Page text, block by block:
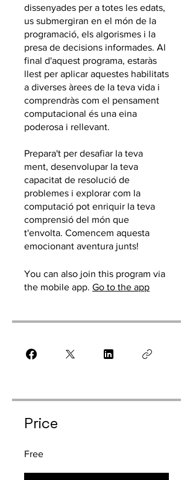
dissenyades per a totes les edats,
us submergiran en el món de la
programació, els algorismes i la
presa de decisions informades. Al
final d'aquest programa, estaràs
llest per aplicar aquestes habilitats
a diverses àrees de la teva vida i
comprendràs com el pensament
computacional és una eina
poderosa i rellevant.
Prepara't per desafiar la teva
ment, desenvolupar la teva
capacitat de resolució de
problemes i explorar com la
computació pot enriquir la teva
comprensió del món que
t'envolta. Comencem aquesta
emocionant aventura junts!
You can also join this program via
the mobile app. Go to the app
Price
Free